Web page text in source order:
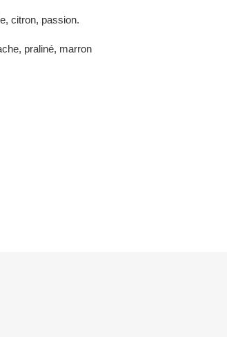
citron, passion.
praliné, marron